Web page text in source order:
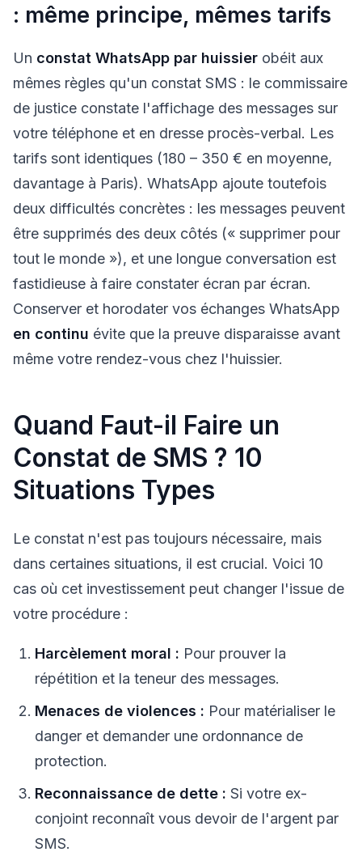
: même principe, mêmes tarifs
Un constat WhatsApp par huissier obéit aux
mêmes règles qu'un constat SMS : le commissaire
de justice constate l'affichage des messages sur
votre téléphone et en dresse procès-verbal. Les
tarifs sont identiques (180 – 350 € en moyenne,
davantage à Paris). WhatsApp ajoute toutefois
deux difficultés concrètes : les messages peuvent
être supprimés des deux côtés (« supprimer pour
tout le monde »), et une longue conversation est
fastidieuse à faire constater écran par écran.
Conserver et horodater vos échanges WhatsApp
en continu évite que la preuve disparaisse avant
même votre rendez-vous chez l'huissier.
Quand Faut-il Faire un
Constat de SMS ? 10
Situations Types
Le constat n'est pas toujours nécessaire, mais
dans certaines situations, il est crucial. Voici 10
cas où cet investissement peut changer l'issue de
votre procédure :
Harcèlement moral : Pour prouver la
répétition et la teneur des messages.
Menaces de violences : Pour matérialiser le
danger et demander une ordonnance de
protection.
Reconnaissance de dette : Si votre ex-
conjoint reconnaît vous devoir de l'argent par
SMS.